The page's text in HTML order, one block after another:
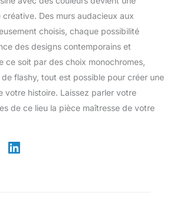
Des murs audacieux aux
choisis, chaque possibilité
des designs contemporains et
ce soit par des choix monochromes,
flashy, tout est possible pour créer une
votre histoire. Laissez parler votre
de ce lieu la pièce maîtresse de votre